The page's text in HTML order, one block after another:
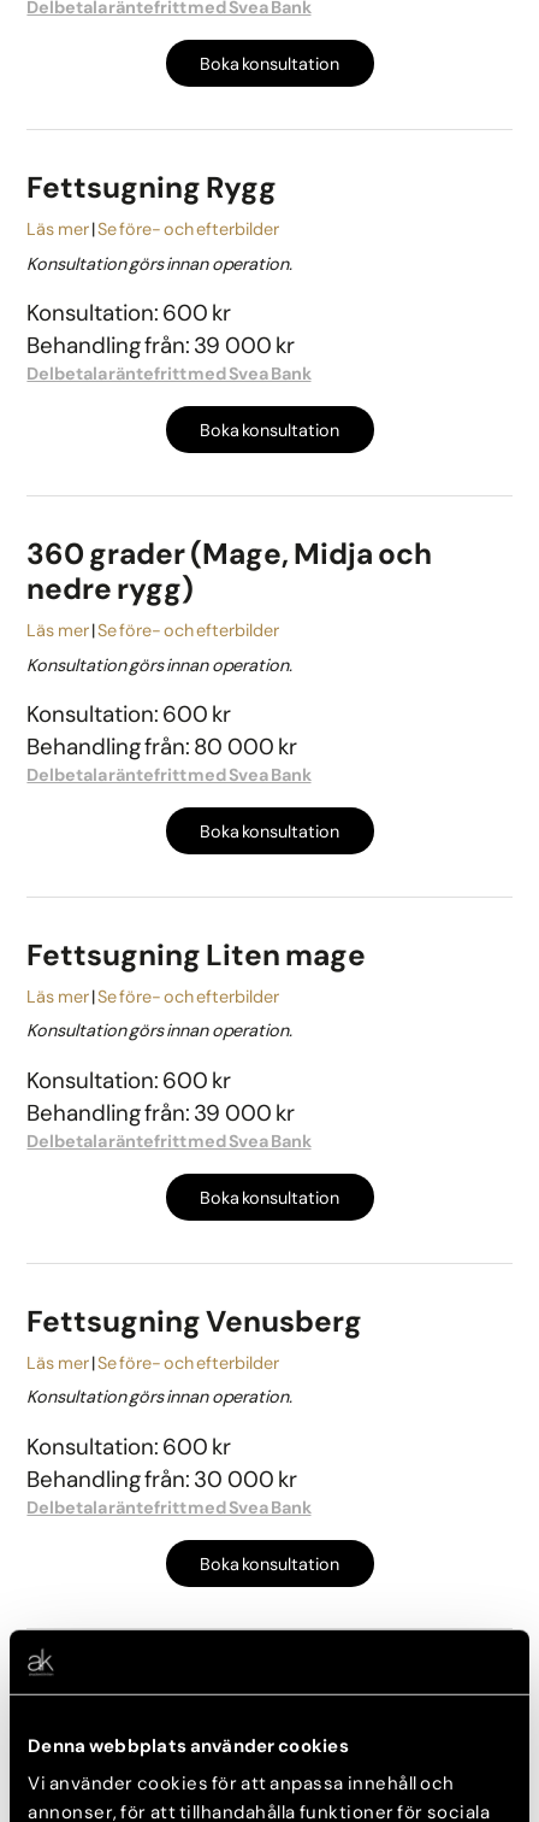
Denna webbplats använder cookies
Vi använder cookies för att anpassa innehåll och
annonser, för att tillhandahålla funktioner för sociala
Delbetala räntefritt med Svea Bank
Boka konsultation
Fettsugning Rygg
Läs mer Se före- och efterbilder
Konsultation görs innan operation.
Konsultation: 600 kr
Behandling från: 39 000 kr
Delbetala räntefritt med Svea Bank
Boka konsultation
360 grader (Mage, Midja och
nedre rygg)
Läs mer Se före- och efterbilder
Konsultation görs innan operation.
Konsultation: 600 kr
Behandling från: 80 000 kr
Delbetala räntefritt med Svea Bank
Boka konsultation
Fettsugning Liten mage
Läs mer Se före- och efterbilder
Konsultation görs innan operation.
Konsultation: 600 kr
Behandling från: 39 000 kr
Delbetala räntefritt med Svea Bank
Boka konsultation
Fettsugning Venusberg
Läs mer Se före- och efterbilder
Konsultation görs innan operation.
Konsultation: 600 kr
Behandling från: 30 000 kr
Delbetala räntefritt med Svea Bank
Boka konsultation
Fettsugning Höfter
Konsultation görs innan operation.
Konsultation: 600 kr